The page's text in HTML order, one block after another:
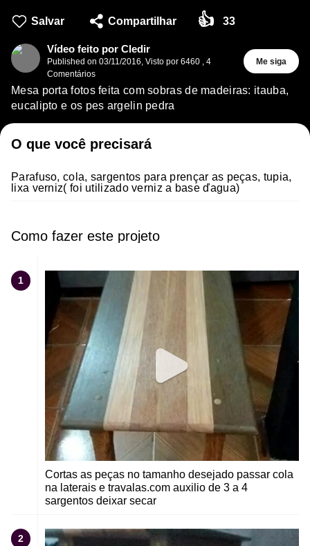
Salvar Compartilhar 👍 33
Vídeo feito por Cledir
Published on 03/11/2016, Visto por 6460 , 4
Comentários
Me siga
Mesa porta fotos feita com sobras de madeiras: itauba,
eucalipto e os pes argelin pedra
O que você precisará
Parafuso, cola, sargentos para prençar as peças, tupia,
lixa verniz( foi utilizado verniz a base ďagua)
Como fazer este projeto
1
Cortas as peças no tamanho desejado passar cola
na laterais e travalas.com auxilio de 3 a 4
sargentos deixar secar
2